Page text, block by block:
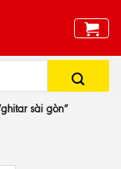
sài gòn”